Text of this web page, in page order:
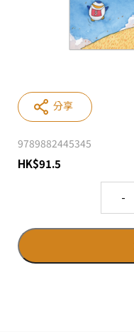
9789882445345
HK$91.5
分享